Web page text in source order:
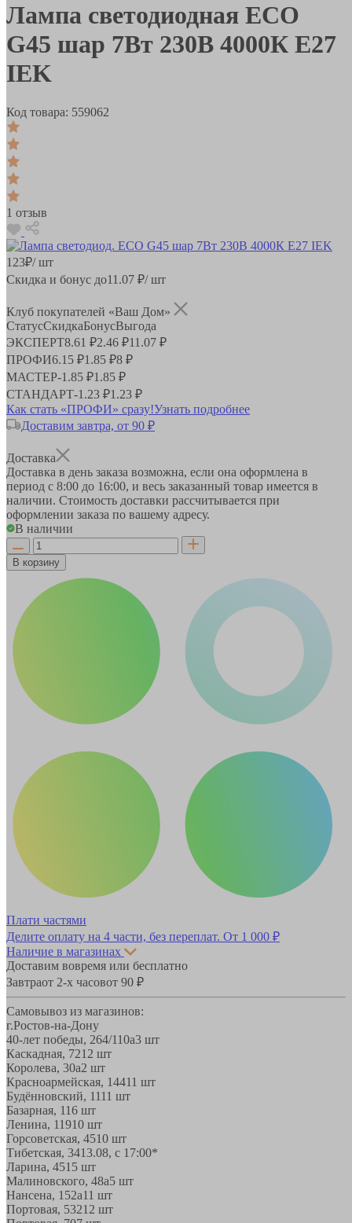
Лампа светодиодная ECO
G45 шар 7Вт 230В 4000К E27
IEK
Код товара: 559062
1 отзыв
123₽/ шт
Скидка и бонус до11.07 ₽/ шт
Клуб покупателей «Ваш Дом»
СтатусСкидкаБонусВыгода
ЭКСПЕРТ8.61 ₽2.46 ₽11.07 ₽
ПРОФИ6.15 ₽1.85 ₽8 ₽
МАСТЕР-1.85 ₽1.85 ₽
СТАНДАРТ-1.23 ₽1.23 ₽
Как стать «ПРОФИ» сразу!Узнать подробнее
Доставим завтра, от 90 ₽
Доставка
Доставка в день заказа возможна, если она оформлена в
период с 8:00 до 16:00, и весь заказанный товар имеется в
наличии. Стоимость доставки рассчитывается при
оформлении заказа по вашему адресу.
В наличии
В корзину
Плати частями
Делите оплату на 4 части, без переплат. От 1 000 ₽
Наличие в магазинах
Доставим вовремя или бесплатно
Завтраот 2-х часовот 90 ₽
Самовывоз из магазинов:
г.Ростов-на-Дону
40-лет победы, 264/110а3 шт
Каскадная, 7212 шт
Королева, 30а2 шт
Красноармейская, 14411 шт
Будённовский, 1111 шт
Базарная, 116 шт
Ленина, 11910 шт
Горсоветская, 4510 шт
Тибетская, 3413.08, с 17:00*
Ларина, 4515 шт
Малиновского, 48а5 шт
Нансена, 152а11 шт
Портовая, 53212 шт